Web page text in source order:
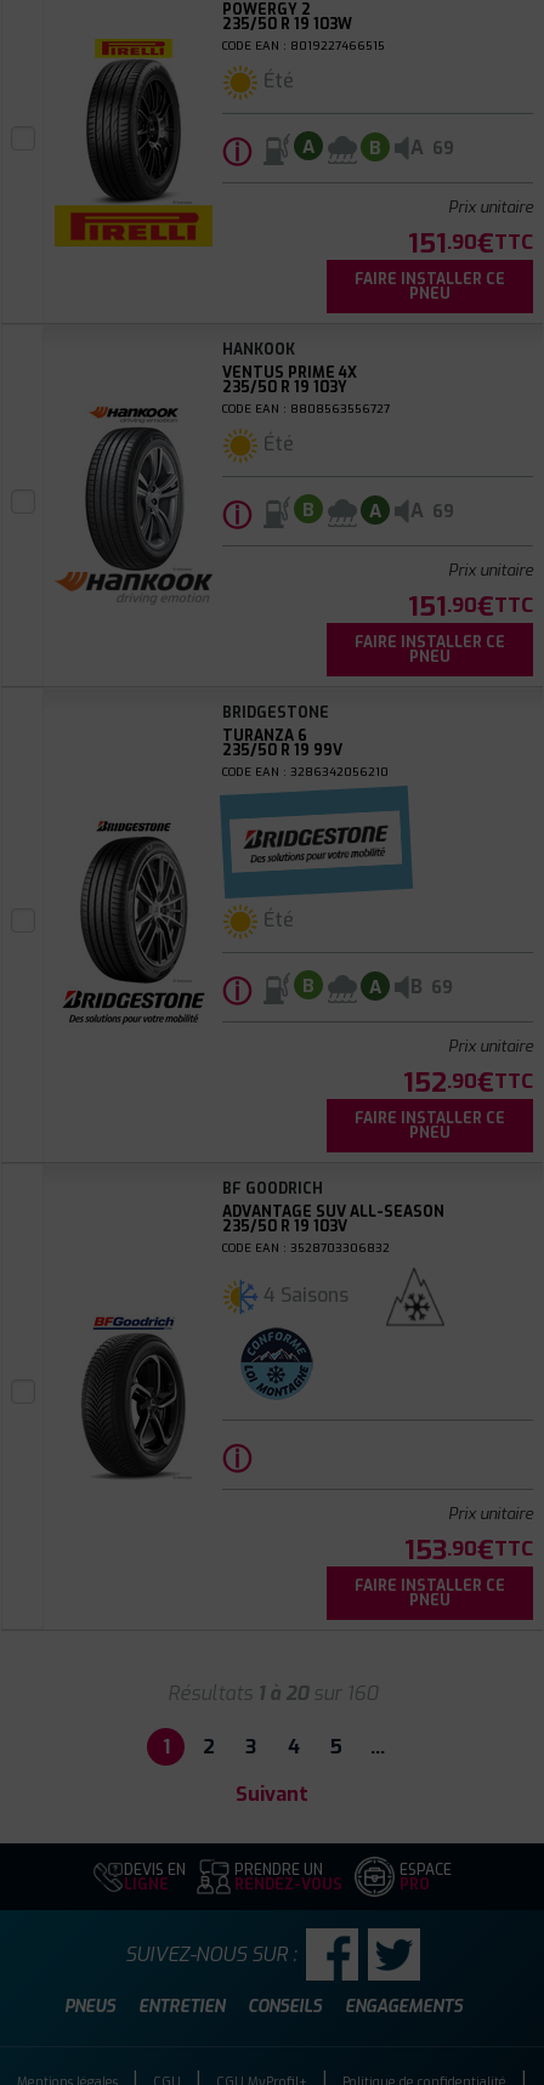
POWERGY 2
235/50 R 19 103W
CODE EAN : 8019227466515
Été
ⓘ A B A 69
Prix unitaire
151.90€TTC
FAIRE INSTALLER CE
PNEU
HANKOOK
VENTUS PRIME 4X
235/50 R 19 103Y
CODE EAN : 8808563556727
Été
ⓘ B A A 69
Prix unitaire
151.90€TTC
FAIRE INSTALLER CE
PNEU
BRIDGESTONE
TURANZA 6
235/50 R 19 99V
CODE EAN : 3286342056210
Été
ⓘ B A B 69
Prix unitaire
152.90€TTC
FAIRE INSTALLER CE
PNEU
BF GOODRICH
ADVANTAGE SUV ALL-SEASON
235/50 R 19 103V
CODE EAN : 3528703306832
4 Saisons
ⓘ
Prix unitaire
153.90€TTC
FAIRE INSTALLER CE
PNEU
Résultats 1 à 20sur 160
1 2 3 4 5
…
Suivant
DEVIS EN
LIGNE
PRENDRE UN
RENDEZ-VOUS
ESPACE
PRO
PNEUS ENTRETIEN CONSEILS ENGAGEMENTS
SUIVEZ-NOUS SUR :